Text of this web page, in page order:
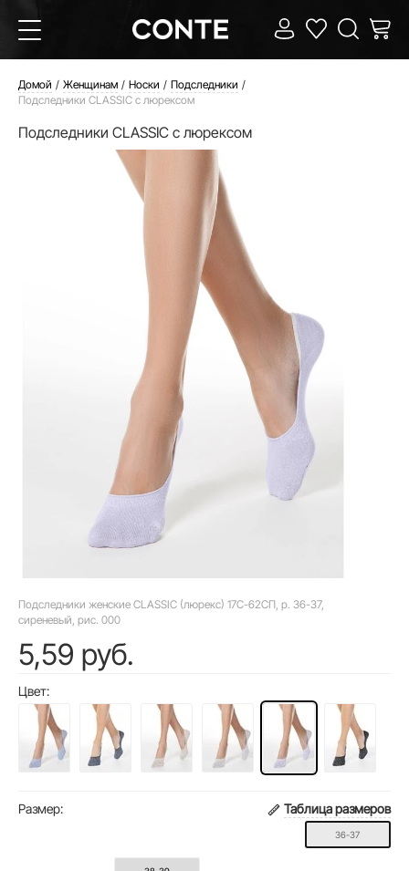
Домой Женщинам Носки
Подследники
Подследники CLASSIC с люрексом
Подследники CLASSIC с люрексом
Подследники женские CLASSIC (люрекс) 17С-62СП, р. 36-37,
сиреневый, рис. 000
5,59 руб.
Цвет:
Размер: Таблица размеров
36-37